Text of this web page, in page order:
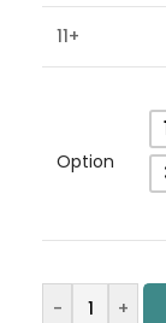
11+
Option
- +